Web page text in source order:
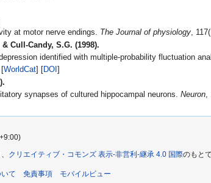
at motor nerve endings. The Journal of physiology ,
Cull-Candy, S.G. (1998).
identified with multiple-probability fluctuation
[WorldCat] [DOI]
synapses of cultured hippocampal neurons.Neuron,
クリエイティブ・コモンズ 表示-非営利-継承 4.0 国際のもと
て 免責事項 モバイルビュー